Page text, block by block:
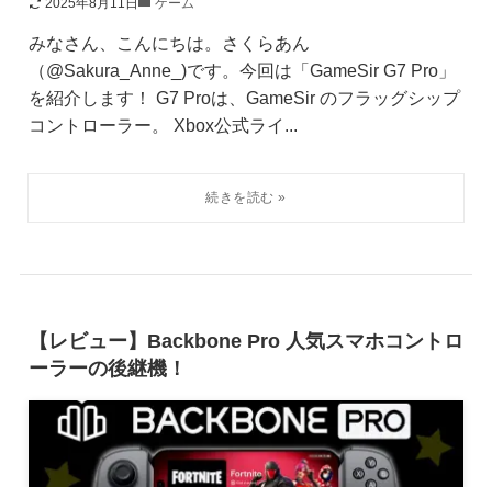
みなさん、こんにちは。さくらあん
（@Sakura_Anne_)です。今回は「GameSir G7 Pro」
を紹介します！ G7 Proは、GameSir のフラッグシップ
コントローラー。 Xbox公式ライ...
【レビュー】Backbone Pro 人気スマホコントロ
ーラーの後継機！